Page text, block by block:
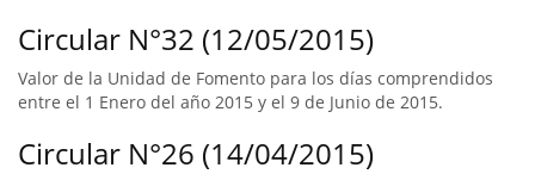
Circular N°32 (12/05/2015)
Valor de la Unidad de Fomento para los días comprendidos
entre el 1 Enero del año 2015 y el 9 de Junio de 2015.
Circular N°26 (14/04/2015)